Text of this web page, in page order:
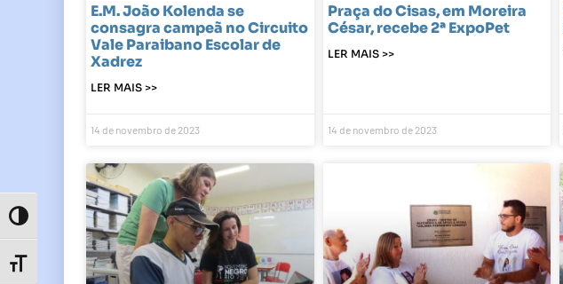
Toggle High Contrast
Toggle Font size
E.M. João Kolenda se
consagra campeã no Circuito
Vale Paraibano Escolar de
Xadrez
LER MAIS >>
14 de novembro de 2023
Praça do Cisas, em Moreira
César, recebe 2ª ExpoPet
LER MAIS >>
14 de novembro de 2023